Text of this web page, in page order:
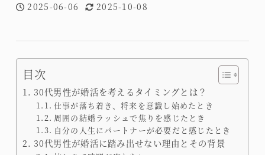
投稿日
2025-06-06
更新日
2025-10-08
目次
30代男性が婚活を考えるタイミングとは？
仕事が落ち着き、将来を意識し始めたとき
周囲の結婚ラッシュで焦りを感じたとき
自分の人生にパートナーが必要だと感じたとき
30代男性が婚活に踏み出せない理由とその背景